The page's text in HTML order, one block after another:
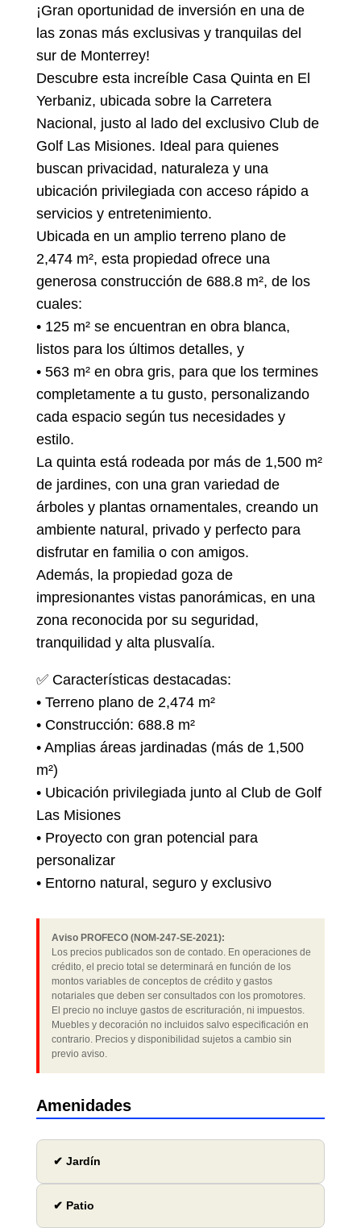
¡Gran oportunidad de inversión en una de
las zonas más exclusivas y tranquilas del
sur de Monterrey!
Descubre esta increíble Casa Quinta en El
Yerbaniz, ubicada sobre la Carretera
Nacional, justo al lado del exclusivo Club de
Golf Las Misiones. Ideal para quienes
buscan privacidad, naturaleza y una
ubicación privilegiada con acceso rápido a
servicios y entretenimiento.
Ubicada en un amplio terreno plano de
2,474 m², esta propiedad ofrece una
generosa construcción de 688.8 m², de los
cuales:
• 125 m² se encuentran en obra blanca,
listos para los últimos detalles, y
• 563 m² en obra gris, para que los termines
completamente a tu gusto, personalizando
cada espacio según tus necesidades y
estilo.
La quinta está rodeada por más de 1,500 m²
de jardines, con una gran variedad de
árboles y plantas ornamentales, creando un
ambiente natural, privado y perfecto para
disfrutar en familia o con amigos.
Además, la propiedad goza de
impresionantes vistas panorámicas, en una
zona reconocida por su seguridad,
tranquilidad y alta plusvalía.
✅ Características destacadas:
• Terreno plano de 2,474 m²
• Construcción: 688.8 m²
• Amplias áreas jardinadas (más de 1,500
m²)
• Ubicación privilegiada junto al Club de Golf
Las Misiones
• Proyecto con gran potencial para
personalizar
• Entorno natural, seguro y exclusivo
Aviso PROFECO (NOM-247-SE-2021):
Los precios publicados son de contado. En operaciones de
crédito, el precio total se determinará en función de los
montos variables de conceptos de crédito y gastos
notariales que deben ser consultados con los promotores.
El precio no incluye gastos de escrituración, ni impuestos.
Muebles y decoración no incluidos salvo especificación en
contrario. Precios y disponibilidad sujetos a cambio sin
previo aviso.
Amenidades
✔ Jardín
✔ Patio